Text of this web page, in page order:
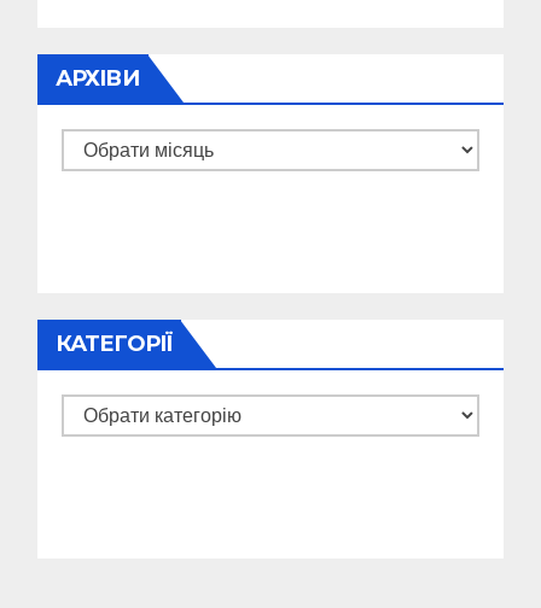
АРХІВИ
Архіви
КАТЕГОРІЇ
Категорії